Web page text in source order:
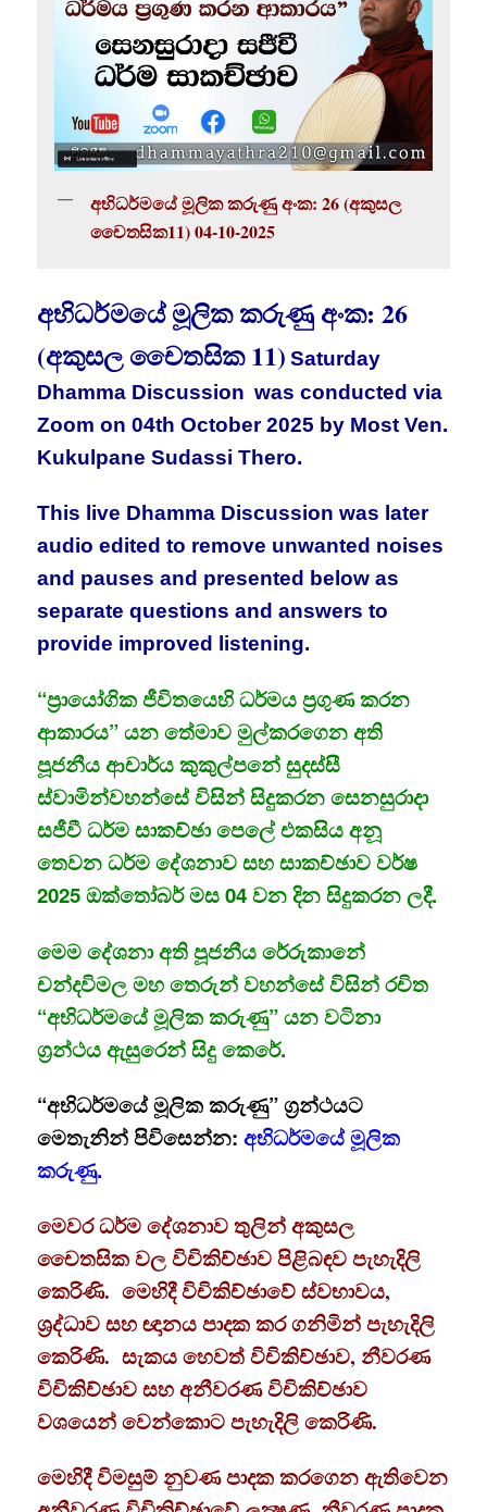
අභිධර්මයේ මූලික කරුණු අංක: 26 (අකුසල
චෛතසික11) 04-10-2025
අභිධර්මයේ මූලික කරුණු අංක: 26
(අකුසල චෛතසික 11) Saturday
Dhamma Discussion was conducted via
Zoom on 04th October 2025 by Most Ven.
Kukulpane Sudassi Thero.
This live Dhamma Discussion was later
audio edited to remove unwanted noises
and pauses and presented below as
separate questions and answers to
provide improved listening.
“ප්‍රායෝගික ජීවිතයෙහි ධර්මය ප්‍රගුණ කරන
ආකාරය” යන තේමාව මුල්කරගෙන අති
පූජනීය ආචාර්ය කුකුල්පනේ සුදස්සී
ස්වාමින්වහන්සේ විසින් සිදුකරන සෙනසුරාදා
සජීවී ධර්ම සාකච්ඡා පෙලේ එකසිය අනූ
තෙවන ධර්ම දේශනාව සහ සාකච්ඡාව වර්ෂ
2025 ඔක්තෝබර් මස 04 වන දින සිදුකරන ලදී.
මෙම දේශනා අති පූජනීය රේරුකානේ
චන්දවිමල මහ තෙරුන් වහන්සේ විසින් රචිත
“අභිධර්මයේ මූලික කරුණු” යන වටිනා
ග්‍රන්ථය ඇසුරෙන් සිදු කෙරේ.
“අභිධර්මයේ මූලික කරුණු” ග්‍රන්ථයට
මෙතැනින් පිවිසෙන්න: අභිධර්මයේ මූලික
කරුණු.
මෙවර ධර්ම දේශනාව තුලින් අකුසල
චෛතසික වලවිචිකිච්ඡාව පිළිබඳව පැහැදිලි
කෙරිණි. මෙහිදී විචිකිච්ඡාවේ ස්වභාවය,
ශ්‍ර‍ද්ධාව සහ ඥානය පාදක කර ගනිමින් පැහැදිලි
කෙරිණි. සැකය හෙවත් විචිකිච්ඡාව, නීවරණ
විචිකිච්ඡාව සහ අනීවරණ විචිකිච්ඡාව
වශයෙන් වෙන්කොට පැහැදිලි කෙරිණි.
මෙහිදී විමසුම් නුවණ පාදක කරගෙන ඇතිවෙන